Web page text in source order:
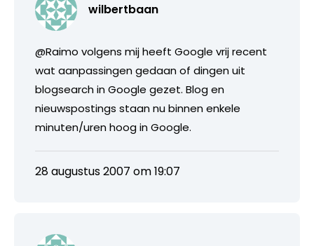
wilbertbaan
@Raimo volgens mij heeft Google vrij recent
wat aanpassingen gedaan of dingen uit
blogsearch in Google gezet. Blog en
nieuwspostings staan nu binnen enkele
minuten/uren hoog in Google.
28 augustus 2007 om 19:07